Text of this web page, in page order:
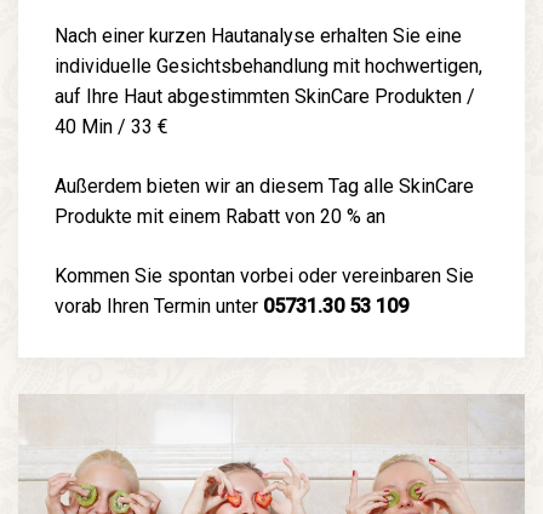
Nach einer kurzen Hautanalyse erhalten Sie eine
individuelle Gesichtsbehandlung mit hochwertigen,
auf Ihre Haut abgestimmten SkinCare Produkten /
40 Min / 33 €
Außerdem bieten wir an diesem Tag alle SkinCare
Produkte mit einem Rabatt von 20 % an
Kommen Sie spontan vorbei oder vereinbaren Sie
vorab Ihren Termin unter 05731.30 53 109